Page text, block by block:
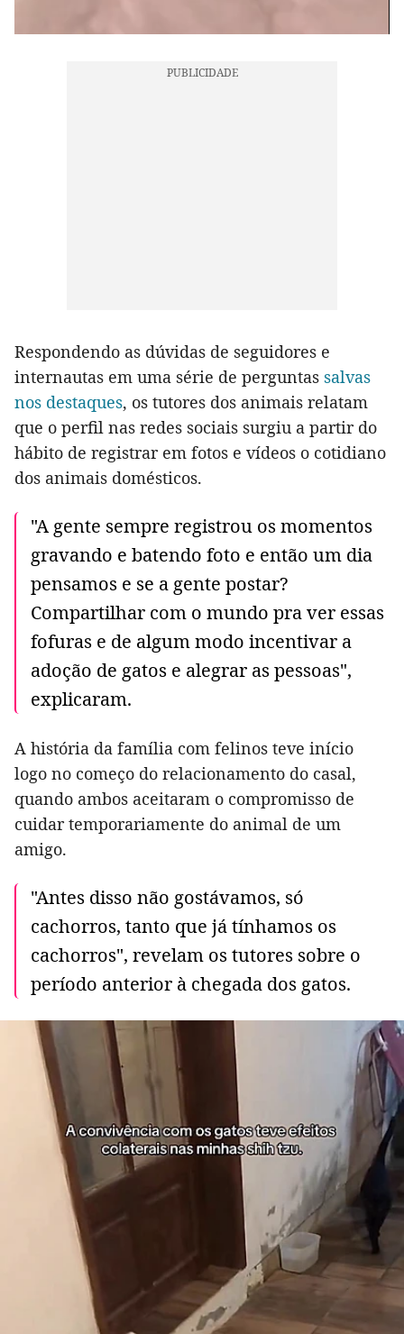
Respondendo as dúvidas de seguidores e
internautas em uma série de perguntas salvas
nos destaques, os tutores dos animais relatam
que o perfil nas redes sociais surgiu a partir do
hábito de registrar em fotos e vídeos o cotidiano
dos animais domésticos.
"A gente sempre registrou os momentos
gravando e batendo foto e então um dia
pensamos e se a gente postar?
Compartilhar com o mundo pra ver essas
fofuras e de algum modo incentivar a
adoção de gatos e alegrar as pessoas",
explicaram.
A história da família com felinos teve início
logo no começo do relacionamento do casal,
quando ambos aceitaram o compromisso de
cuidar temporariamente do animal de um
amigo.
"Antes disso não gostávamos, só
cachorros, tanto que já tínhamos os
cachorros", revelam os tutores sobre o
período anterior à chegada dos gatos.